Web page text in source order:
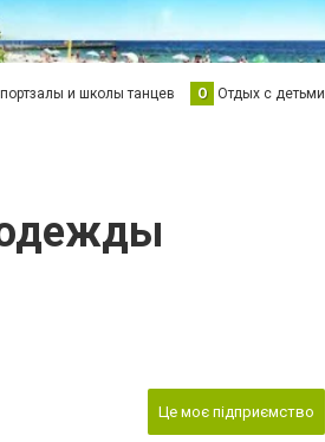
и школы танцев О Отдых с детьми
Це моє підприємство